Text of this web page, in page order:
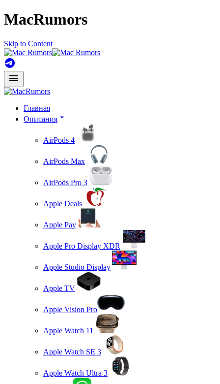
MacRumors
Skip to Content
Главная
Описания
AirPods 4
AirPods Max
AirPods Pro 3
Apple Deals
Apple Pay
Apple Pro Display XDR
Apple Studio Display
Apple TV
Apple Vision Pro
Apple Watch 11
Apple Watch SE 3
Apple Watch Ultra 3